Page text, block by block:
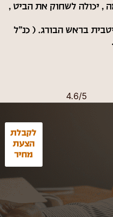
, יכולה לשחוק את הביט ,
בראש הבורג. ( כנ"ל
4.6/5
לקבלת
הצעת
מחיר